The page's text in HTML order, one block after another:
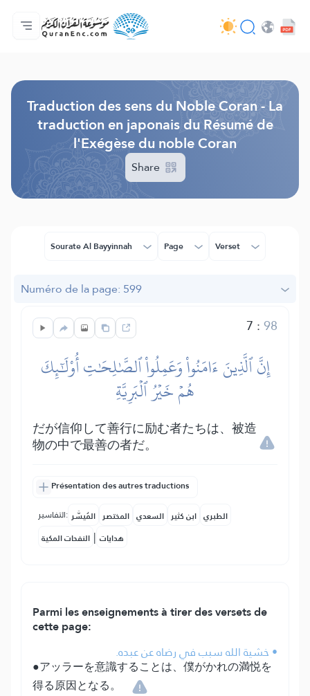
Accueil
Index des traductions
Audio
Services des développeurs du site - API
Autour du projet
Nous contacter
Langue
Traduction des sens du Noble Coran - La
traduction en japonais du Résumé de
l'Exégèse du noble Coran
Share
Sourate Al Bayyinnah Page Verset
Numéro de la page: 599
7 :98
إِنَّ ٱلَّذِينَ ءَامَنُواْ وَعَمِلُواْ ٱلصَّٰلِحَٰتِ أُوْلَٰٓئِكَ
هُمۡ خَيۡرُ ٱلۡبَرِيَّةِ
だが信仰して善行に励む者たちは、被造
物の中で最善の者だ。
Présentation des autres traductions
التفاسير: المُيسَّر المختصر السعدي ابن كثير الطبري
النفحات المكية | هدايات
Parmi les enseignements à tirer des versets de
cette page:
• خشية الله سبب في رضاه عن عبده.
●アッラーを意識することは、僕がかれの満悦を
得る原因となる。